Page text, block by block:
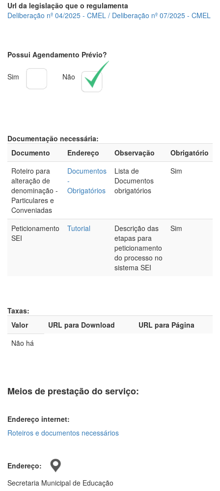
Url da legislação que o regulamenta
Deliberação nº 04/2025 - CMEL / Deliberação nº 07/2025 - CMEL
Possui Agendamento Prévio?
Sim Não
Documentação necessária:
Documento
Endereço Observação
Obrigatório
Roteiro para
alteração de
denominação -
Particulares e
Conveniadas
Documentos
-
Obrigatórios
Lista de
Documentos
obrigatórios
Sim
Peticionamento
SEI
Tutorial
Descrição das
etapas para
peticionamento
do processo no
sistema SEI
Sim
Taxas:
Valor
URL para Download
URL para Página
Não há
Meios de prestação do serviço:
Endereço internet:
Roteiros e documentos necessários
Endereço:
Secretaria Municipal de Educação